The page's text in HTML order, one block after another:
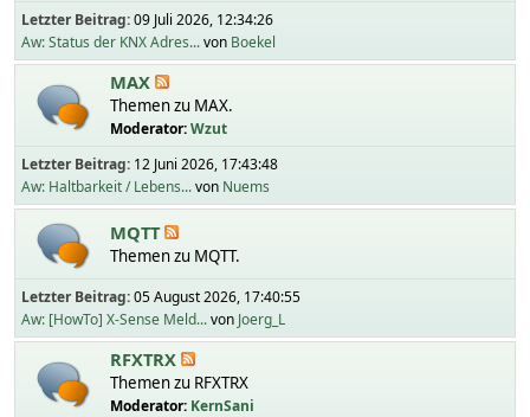
Letzter Beitrag:09 Juli 2026, 12:34:26
Aw: Status der KNX Adres...von Boekel
MAX
Themen zu MAX.
Moderator:Wzut
Letzter Beitrag: 12 Juni 2026, 17:43:48
Aw: Haltbarkeit / Lebens...von Nuems
MQTT
Themen zu MQTT.
Letzter Beitrag:05 August 2026, 17:40:55
Aw: [HowTo] X-Sense Meld...von Joerg_L
RFXTRX
Themen zu RFXTRX
Moderator: KernSani